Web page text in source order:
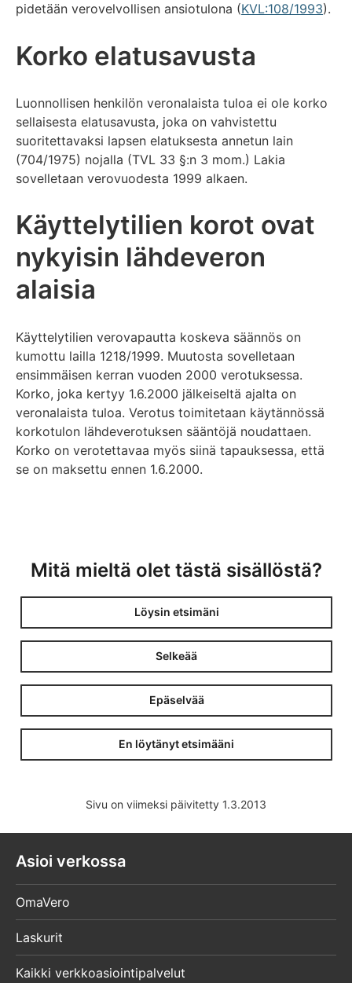
pidetään verovelvollisen ansiotulona (KVL:108/1993).
Korko elatusavusta
Luonnollisen henkilön veronalaista tuloa ei ole korko
sellaisesta elatusavusta, joka on vahvistettu
suoritettavaksi lapsen elatuksesta annetun lain
(704/1975) nojalla (TVL 33 §:n 3 mom.) Lakia
sovelletaan verovuodesta 1999 alkaen.
Käyttelytilien korot ovat
nykyisin lähdeveron
alaisia
Käyttelytilien verovapautta koskeva säännös on
kumottu lailla 1218/1999. Muutosta sovelletaan
ensimmäisen kerran vuoden 2000 verotuksessa.
Korko, joka kertyy 1.6.2000 jälkeiseltä ajalta on
veronalaista tuloa. Verotus toimitetaan käytännössä
korkotulon lähdeverotuksen sääntöjä noudattaen.
Korko on verotettavaa myös siinä tapauksessa, että
se on maksettu ennen 1.6.2000.
Mitä mieltä olet tästä sisällöstä?
Löysin etsimäni
Selkeää
Epäselvää
En löytänyt etsimääni
Sivu on viimeksi päivitetty 1.3.2013
Asioi verkossa
OmaVero
Laskurit
Kaikki verkkoasiointipalvelut